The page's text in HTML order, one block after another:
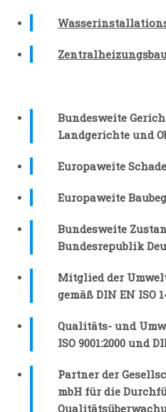
Bundesweite
Landgerichte und
Europaweite
Europaweite
Bundesweite
Bundesrepublik
Mitglied der
gemäß DIN EN ISO
Qualitäts- und
ISO 9001:2000 und
Partner der
mbH für die